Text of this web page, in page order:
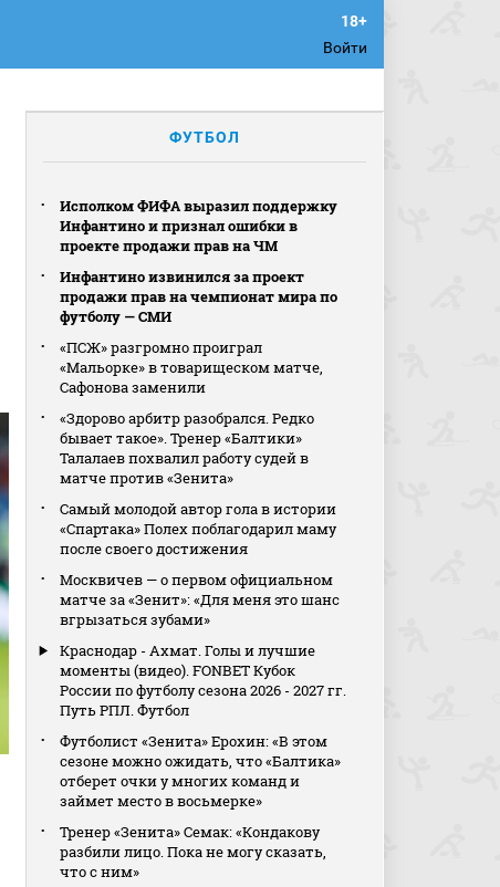
Войти
ФУТБОЛ
Исполком ФИФА выразил поддержку
Инфантино и признал ошибки в
проекте продажи прав на ЧМ
Инфантино извинился за проект
продажи прав на чемпионат мира по
футболу — СМИ
«ПСЖ» разгромно проиграл
«Мальорке» в товарищеском матче,
Сафонова заменили
«Здорово арбитр разобрался. Редко
бывает такое». Тренер «Балтики»
Талалаев похвалил работу судей в
матче против «Зенита»
Самый молодой автор гола в истории
«Спартака» Полех поблагодарил маму
после своего достижения
Москвичев — о первом официальном
матче за «Зенит»: «Для меня это шанс
вгрызаться зубами»
Краснодар - Ахмат. Голы и лучшие
моменты (видео). FONBET Кубок
России по футболу сезона 2026 - 2027 гг.
Путь РПЛ. Футбол
Футболист «Зенита» Ерохин: «В этом
сезоне можно ожидать, что «Балтика»
отберет очки у многих команд и
займет место в восьмерке»
Тренер «Зенита» Семак: «Кондакову
разбили лицо. Пока не могу сказать,
что с ним»